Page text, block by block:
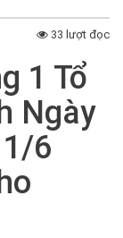
33 lượt đọc
1 Tổ
Ngày
1/6